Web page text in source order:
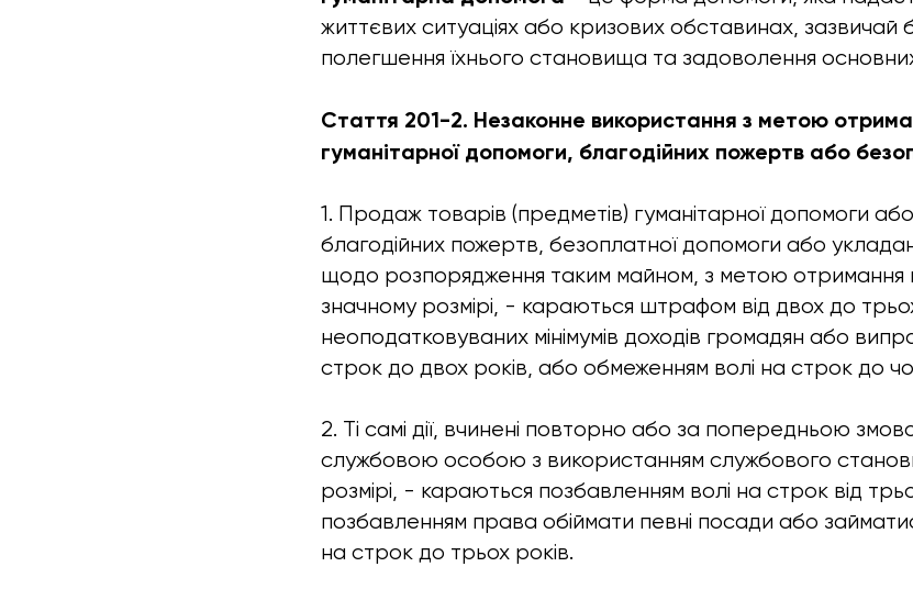
життєвих ситуаціях або кризових обставинах,
полегшення їхнього становища та задоволення
Стаття 201-2. Незаконне використання з метою
гуманітарної допомоги, благодійних пожертв або
1. Продаж товарів (предметів) гуманітарної допомоги
благодійних пожертв, безоплатної допомоги або
щодо розпорядження таким майном, з метою отримання
значному розмірі, - караються штрафом від двох до
неоподатковуваних мінімумів доходів громадян або
строк до двох років, або обмеженням волі на строк до
2. Ті самі дії, вчинені повторно або за попередньою
службовою особою з використанням службового
розмірі, - караються позбавленням волі на строк від
позбавленням права обіймати певні посади або
на строк до трьох років.